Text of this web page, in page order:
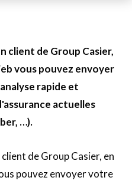
client de Group Casier,
vous pouvez envoyer
rapide et
actuelles
…).
de Group Casier, en
pouvez envoyer votre
a member